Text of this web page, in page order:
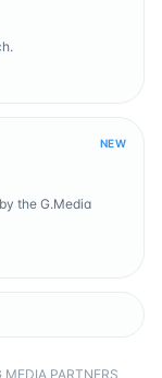
NEW
the G.Media
MEDIA PARTNERS